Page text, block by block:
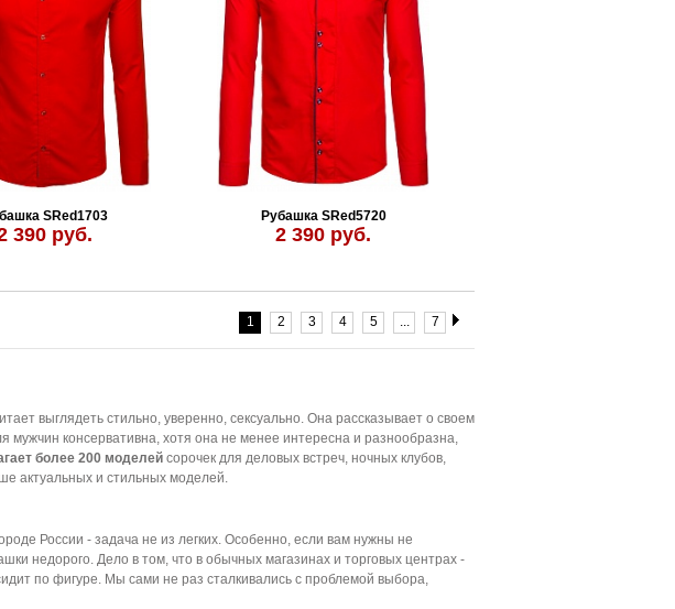
SRed1703
390 руб.
Рубашка SRed5720
2 390 руб.
1 2 3 4 5 ... 7
выглядеть стильно, уверенно, сексуально. Она рассказывает о своем
консервативна, хотя она не менее интересна и разнообразна,
более 200 моделей сорочек для деловых встреч, ночных клубов,
актуальных и стильных моделей.
России - задача не из легких. Особенно, если вам нужны не
недорого. Дело в том, что в обычных магазинах и торговых центрах -
по фигуре. Мы сами не раз сталкивались с проблемой выбора,